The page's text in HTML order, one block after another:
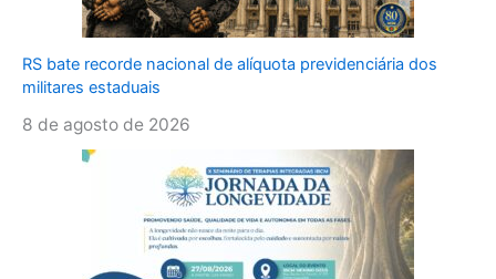
RS bate recorde nacional de alíquota previdenciária dos
militares estaduais
8 de agosto de 2026